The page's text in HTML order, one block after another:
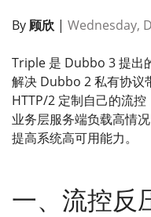
By 顾欣 | Wednesday,
Triple 是 Dubbo 3 提出
解决 Dubbo 2 私有协议
HTTP/2 定制自己的流
业务层服务端负载高情
提高系统高可用能力。
一、流控反